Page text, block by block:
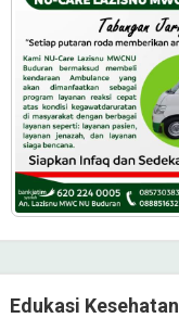
Edukasi Kesehatan